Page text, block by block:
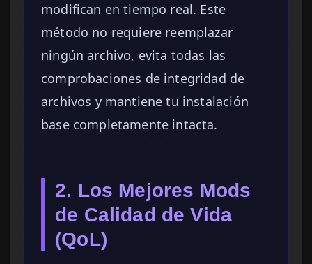
modifican en tiempo real. Este
método no requiere reemplazar
ningún archivo, evita todas las
comprobaciones de integridad de
archivos y mantiene tu instalación
base completamente intacta.
2. Los Mejores Mods
de Calidad de Vida
(QoL)